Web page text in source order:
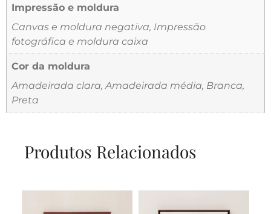
Impressão e moldura
Canvas e moldura negativa, Impressão
fotográfica e moldura caixa
Cor da moldura
Amadeirada clara, Amadeirada média, Branca,
Preta
Produtos Relacionados